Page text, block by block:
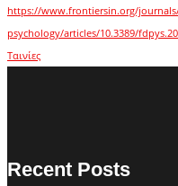
https://www.frontiersin.org/
psychology/articles/10.3389/
Ταινίες
Recent Posts